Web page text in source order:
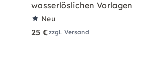
wasserlöslichen Vorlagen
Neu
25 €zzgl. Versand